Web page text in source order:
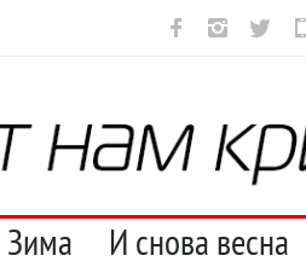
Марципан (из Агнии Барто) А ещё
Зима И снова весна